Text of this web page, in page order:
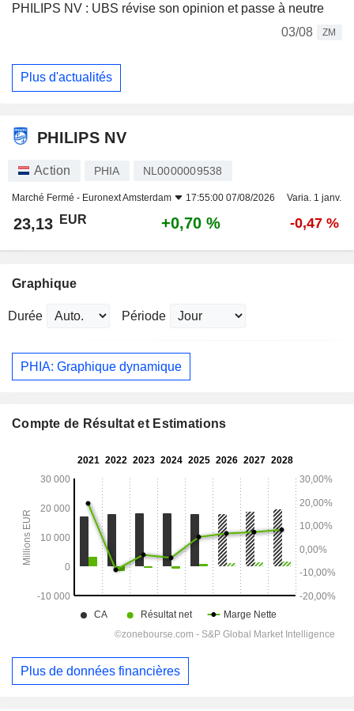
PHILIPS NV : UBS révise son opinion et passe à neutre
03/08
ZM
Plus d'actualités
PHILIPS NV
Action PHIA NL0000009538
Marché Fermé - Euronext Amsterdam 17:55:00 07/08/2026 Varia. 1 janv.
23,13 EUR +0,70 % -0,47 %
Graphique
Durée Période
PHIA: Graphique dynamique
Compte de Résultat et Estimations
Plus de données financières